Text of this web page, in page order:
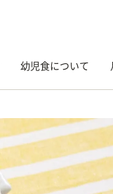
幼児食について